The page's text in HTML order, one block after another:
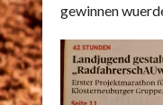
gewinnen